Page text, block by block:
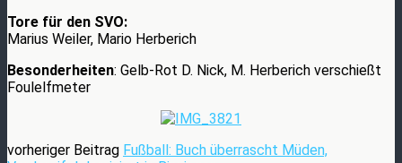
Tore für den SVO:
Marius Weiler, Mario Herberich
Besonderheiten: Gelb-Rot D. Nick, M. Herberich verschießt
Foulelfmeter
vorheriger Beitrag Fußball: Buch überrascht Müden,